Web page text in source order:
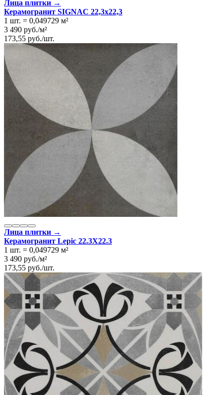
Лица плитки →
Керамогранит SIGNAC 22,3x22,3
1 шт. = 0,049729 м²
3 490 руб./м²
173,55 руб./шт.
Лица плитки →
Керамогранит Lepic 22.3Х22.3
1 шт. = 0,049729 м²
3 490 руб./м²
173,55 руб./шт.